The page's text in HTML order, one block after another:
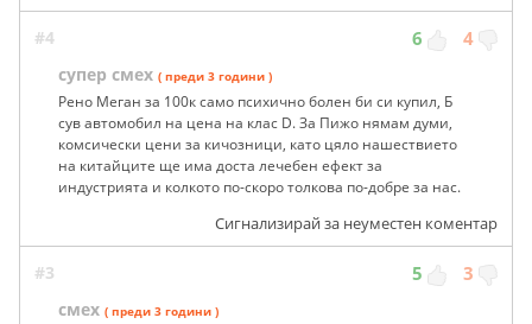
#4 6 4
супер смех ( преди 3 години )
Рено Меган за 100к само психично болен би си купил, Б
сув автомобил на цена на клас D. За Пижо нямам думи,
комсически цени за кичозници, като цяло нашествието
на китайците ще има доста лечебен ефект за
индустрията и колкото по-скоро толкова по-добре за нас.
Сигнализирай за неуместен коментар
#3 5 3
смех ( преди 3 години )